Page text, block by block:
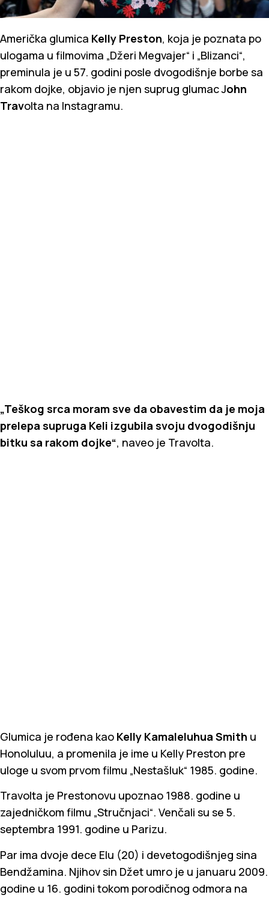
Američka glumica Kelly Preston, koja je poznata po
ulogama u filmovima „Džeri Megvajer“ i „Blizanci“,
preminula je u 57. godini posle dvogodišnje borbe sa
rakom dojke, objavio je njen suprug glumac John
Travolta na Instagramu.
„Teškog srca moram sve da obavestim da je moja
prelepa supruga Keli izgubila svoju dvogodišnju
bitku sa rakom dojke“, naveo je Travolta.
Glumica je rođena kao Kelly Kamaleluhua Smith u
Honoluluu, a promenila je ime u Kelly Preston pre
uloge u svom prvom filmu „Nestašluk“ 1985. godine.
Travolta je Prestonovu upoznao 1988. godine u
zajedničkom filmu „Stručnjaci“. Venčali su se 5.
septembra 1991. godine u Parizu.
Par ima dvoje dece Elu (20) i devetogodišnjeg sina
Bendžamina. Njihov sin Džet umro je u januaru 2009.
godine u 16. godini tokom porodičnog odmora na